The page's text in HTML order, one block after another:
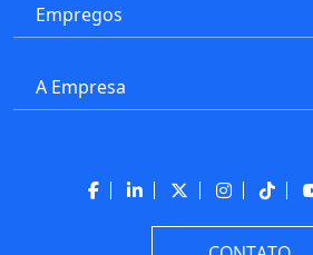
Empregos
A Empresa